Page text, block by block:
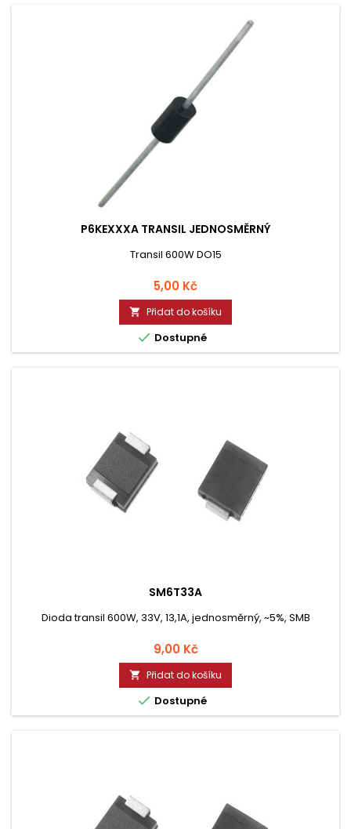
P6KEXXXA TRANSIL JEDNOSMĚRNÝ
Transil 600W DO15
Cena
5,00 Kč
 Přidat do košíku
 Dostupné
SM6T33A
Dioda transil 600W, 33V, 13,1A, jednosměrný, ~5%, SMB
Cena
9,00 Kč
 Přidat do košíku
 Dostupné